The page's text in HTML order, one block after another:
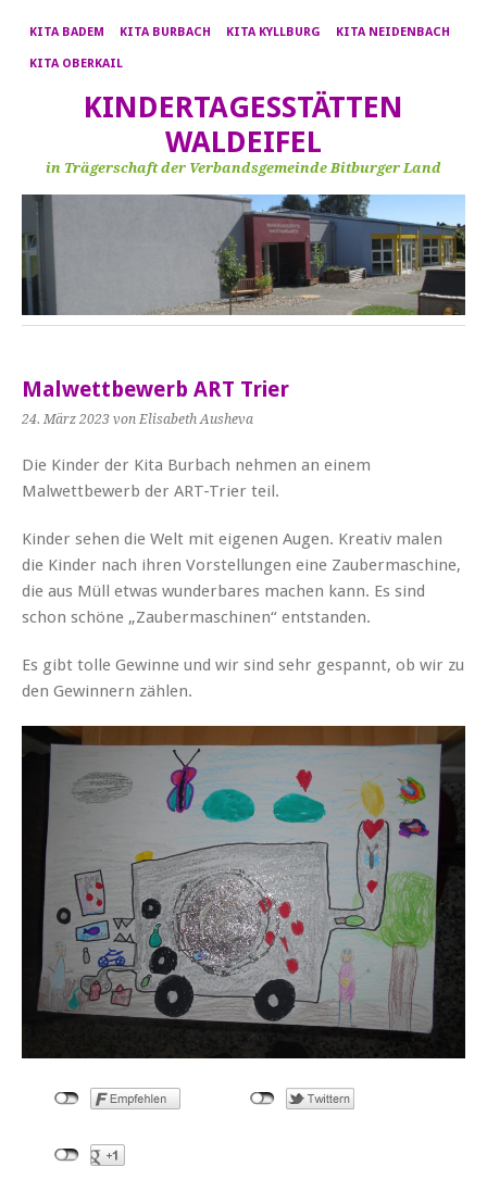
KITA BADEM KITA BURBACH KITA KYLLBURG KITA NEIDENBACH
KITA OBERKAIL
KINDERTAGESSTÄTTEN
WALDEIFEL
in Trägerschaft der Verbandsgemeinde Bitburger Land
Malwettbewerb ART Trier
24. März 2023 von Elisabeth Ausheva
Die Kinder der Kita Burbach nehmen an einem
Malwettbewerb der ART-Trier teil.
Kinder sehen die Welt mit eigenen Augen. Kreativ malen
die Kinder nach ihren Vorstellungen eine Zaubermaschine,
die aus Müll etwas wunderbares machen kann. Es sind
schon schöne „Zaubermaschinen“ entstanden.
Es gibt tolle Gewinne und wir sind sehr gespannt, ob wir zu
den Gewinnern zählen.